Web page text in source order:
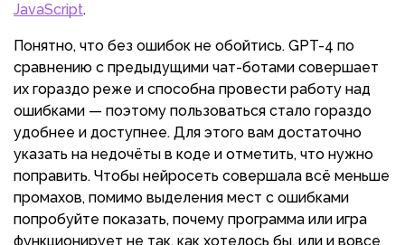
JavaScript.
Понятно, что без ошибок не обойтись. GPT-4 по
сравнению с предыдущими чат-ботами совершает
их гораздо реже и способна провести работу над
ошибками — поэтому пользоваться стало гораздо
удобнее и доступнее. Для этого вам достаточно
указать на недочёты в коде и отметить, что нужно
поправить. Чтобы нейросеть совершала всё меньше
промахов, помимо выделения мест с ошибками
попробуйте показать, почему программа или игра
функционирует не так, как хотелось бы, или и вовсе